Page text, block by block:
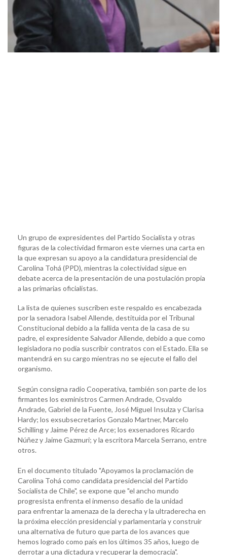
Un grupo de expresidentes del Partido Socialista y otras
figuras de la colectividad firmaron este viernes una carta en
la que expresan su apoyo a la candidatura presidencial de
Carolina Tohá (PPD), mientras la colectividad sigue en
debate acerca de la presentación de una postulación propia
a las primarias oficialistas.
La lista de quienes suscriben este respaldo es encabezada
por la senadora Isabel Allende, destituida por el Tribunal
Constitucional debido a la fallida venta de la casa de su
padre, el expresidente Salvador Allende, debido a que como
legisladora no podía suscribir contratos con el Estado. Ella se
mantendrá en su cargo mientras no se ejecute el fallo del
organismo.
Según consigna radio Cooperativa, también son parte de los
firmantes los exministros Carmen Andrade, Osvaldo
Andrade, Gabriel de la Fuente, José Miguel Insulza y Clarisa
Hardy; los exsubsecretarios Gonzalo Martner, Marcelo
Schilling y Jaime Pérez de Arce; los exsenadores Ricardo
Núñez y Jaime Gazmuri; y la escritora Marcela Serrano, entre
otros.
En el documento titulado "Apoyamos la proclamación de
Carolina Tohá como candidata presidencial del Partido
Socialista de Chile", se expone que "el ancho mundo
progresista enfrenta el inmenso desafío de la unidad
para enfrentar la amenaza de la derecha y la ultraderecha en
la próxima elección presidencial y parlamentaria y construir
una alternativa de futuro que parta de los avances que
hemos logrado como país en los últimos 35 años, luego de
derrotar a una dictadura y recuperar la democracia".